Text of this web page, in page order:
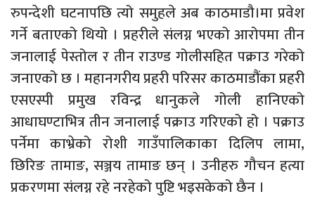
रुपन्देशी घटनापछि त्यो समुहले अब काठमाडौ।मा प्रवेश
गर्ने बताएको थियो । प्रहरीले संलग्न भएको आरोपमा तीन
जनालाई पेस्तोल र तीन राउण्ड गोलीसहित पक्राउ गरेको
जनाएको छ । महानगरीय प्रहरी परिसर काठमाडौंका प्रहरी
एसएस्पी प्रमुख रविन्द्र धानुकले गोली हानिएको
आधाघण्टाभित्र तीन जनालाई पक्राउ गरिएको हो । पक्राउ
पर्नेमा काभ्रेको रोशी गाउँपालिकाका दिलिप लामा,
छिरिङ तामाङ, सञ्जय तामाङ छन् । उनीहरु गौचन हत्या
प्रकरणमा संलग्न रहे नरहेको पुष्टि भइसकेको छैन ।